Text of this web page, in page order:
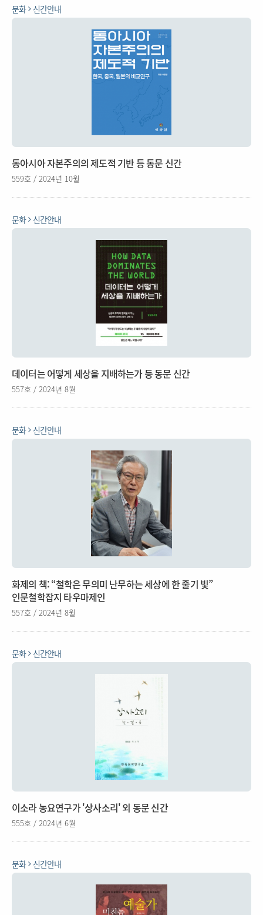
문화 신간안내
동아시아 자본주의의 제도적 기반 등 동문 신간
559호 / 2024년 10월
문화 신간안내
데이터는 어떻게 세상을 지배하는가 등 동문 신간
557호 / 2024년 8월
문화 신간안내
화제의 책: “철학은 무의미 난무하는 세상에 한 줄기 빛”
인문철학잡지 타우마제인
557호 / 2024년 8월
문화 신간안내
이소라 농요연구가 '상사소리' 외 동문 신간
555호 / 2024년 6월
문화 신간안내